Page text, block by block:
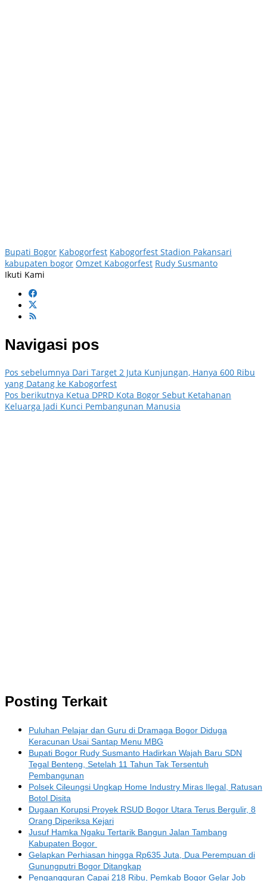
Bupati Bogor Kabogorfest Kabogorfest Stadion Pakansari
kabupaten bogor Omzet Kabogorfest Rudy Susmanto
Ikuti Kami
Navigasi pos
Pos sebelumnya Dari Target 2 Juta Kunjungan, Hanya 600 Ribu
yang Datang ke Kabogorfest
Pos berikutnya Ketua DPRD Kota Bogor Sebut Ketahanan
Keluarga Jadi Kunci Pembangunan Manusia
Posting Terkait
Puluhan Pelajar dan Guru di Dramaga Bogor Diduga
Keracunan Usai Santap Menu MBG
Bupati Bogor Rudy Susmanto Hadirkan Wajah Baru SDN
Tegal Benteng, Setelah 11 Tahun Tak Tersentuh
Pembangunan
Polsek Cileungsi Ungkap Home Industry Miras Ilegal, Ratusan
Botol Disita
Dugaan Korupsi Proyek RSUD Bogor Utara Terus Bergulir, 8
Orang Diperiksa Kejari
Jusuf Hamka Ngaku Tertarik Bangun Jalan Tambang
Kabupaten Bogor
Gelapkan Perhiasan hingga Rp635 Juta, Dua Perempuan di
Gunungputri Bogor Ditangkap
Pengangguran Capai 218 Ribu, Pemkab Bogor Gelar Job